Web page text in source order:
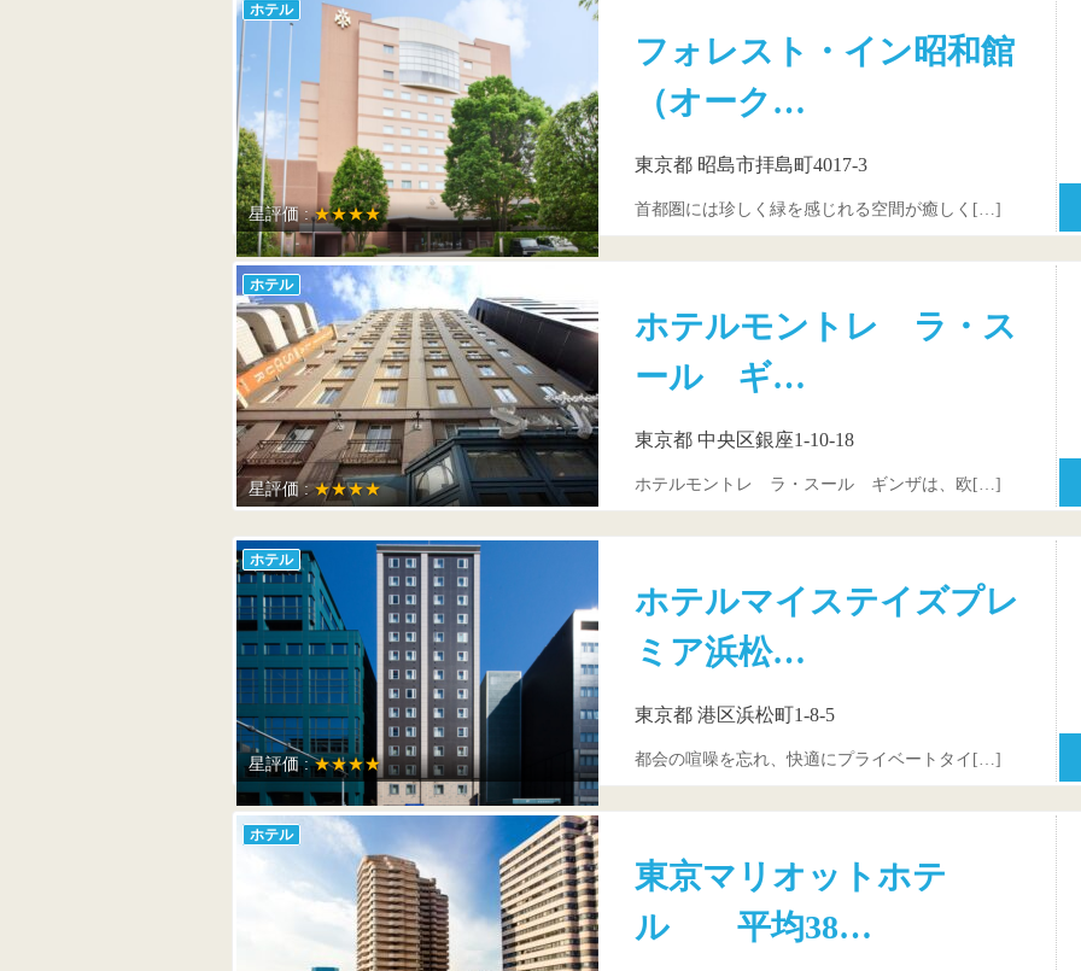
ホテル
星評価 :★★★★
フォレスト・イン昭和館
（オーク…
東京都 昭島市拝島町4017-3
首都圏には珍しく緑を感じれる空間が癒しく[…]
ホテル
星評価 :★★★★
ホテルモントレ ラ・ス
ール ギ…
東京都 中央区銀座1-10-18
ホテルモントレ ラ・スール ギンザは、欧[…]
ホテル
星評価 :★★★★
ホテルマイステイズプレ
ミア浜松…
東京都 港区浜松町1-8-5
都会の喧噪を忘れ、快適にプライベートタイ[…]
ホテル
東京マリオットホテ
ル 平均38…